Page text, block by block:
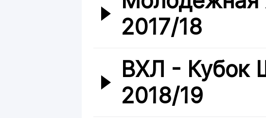
2017/18
ВХЛ - Кубок
2018/19